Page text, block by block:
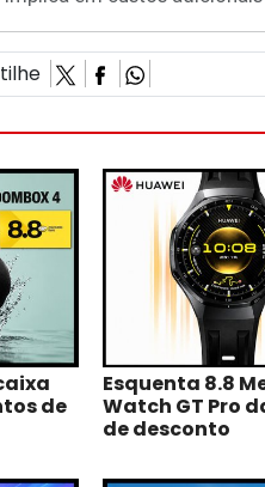
de
Esquenta 8.8
Watch GT Pro
de desconto